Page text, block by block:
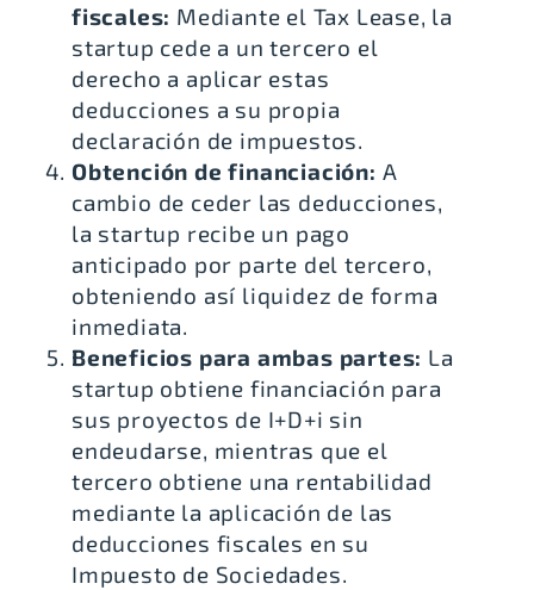
fiscales: Mediante el Tax Lease, la
startup cede a un tercero el
derecho a aplicar estas
deducciones a su propia
declaración de impuestos.
Obtención de financiación: A
cambio de ceder las deducciones,
la startup recibe un pago
anticipado por parte del tercero,
obteniendo así liquidez de forma
inmediata.
Beneficios para ambas partes: La
startup obtiene financiación para
sus proyectos de I+D+i sin
endeudarse, mientras que el
tercero obtiene una rentabilidad
mediante la aplicación de las
deducciones fiscales en su
Impuesto de Sociedades.